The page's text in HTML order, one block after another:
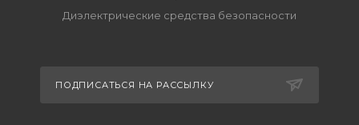
Диэлектрические средства безопасности
ПОДПИСАТЬСЯ НА РАССЫЛКУ